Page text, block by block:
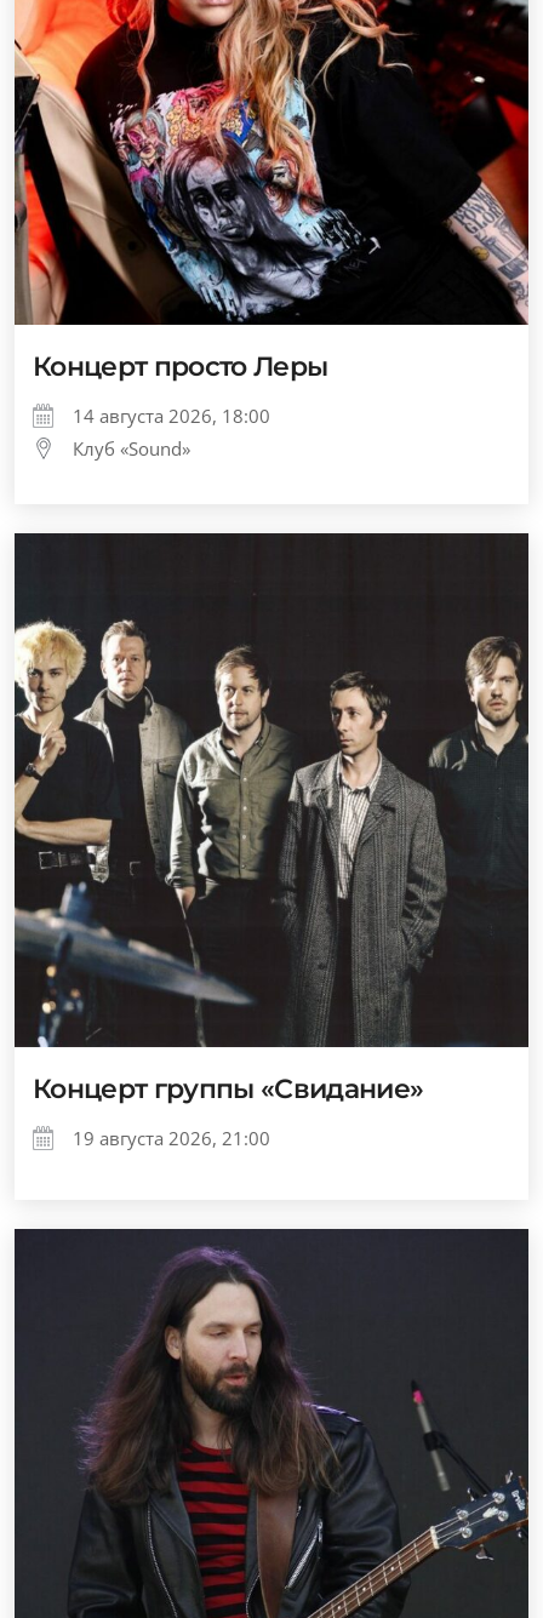
Концерт просто Леры
14 августа 2026, 18:00
Клуб «Sound»
Концерт группы «Свидание»
19 августа 2026, 21:00